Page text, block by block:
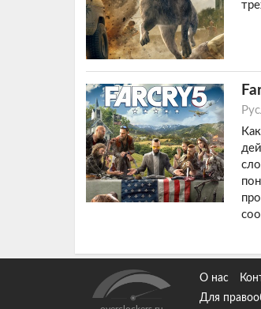
О нас
Для